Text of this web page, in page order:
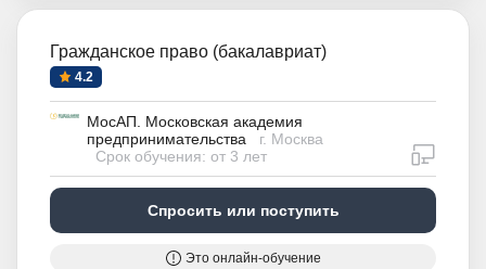
Гражданское право (бакалавриат)
4.2
МосАП. Московская академия
предпринимательства
г. Москва
Срок обучения: от 3 лет
Спросить или поступить
Это онлайн-обучение